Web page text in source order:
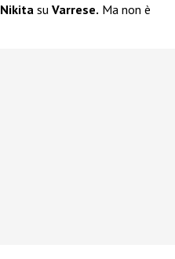
Nikita su Varrese. Ma non è